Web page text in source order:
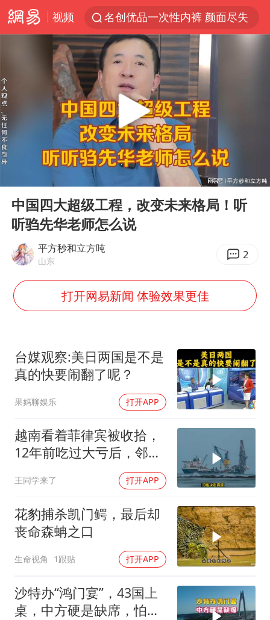
视频
名创优品一次性内裤 颜面尽失
四川宜宾3.4级地震
伊斯兰版北约来了吗
香港宏福苑火灾或由烟头引起
浙江台州《告全体市民书》
周末打虎 宋致远被查
多所高校取消艺考
万岁山接盘烂尾恒大文旅城
习近平心系体育强国建设
Play
中国四大超级工程，改变未来格局！听
听驺先华老师怎么说
平方秒和立方吨
山东 2
打开网易新闻 体验效果更佳
台媒观察:美日两国是不是
真的快要闹翻了呢？
果妈聊娱乐 打开APP
越南看着菲律宾被收拾，
12年前吃过大亏后，邻国
王同学来了 打开APP
花豹捕杀凯门鳄，最后却
丧命森蚺之口
生命视角 1跟贴 打开APP
沙特办“鸿门宴”，43国上
桌，中方硬是缺席，怕得